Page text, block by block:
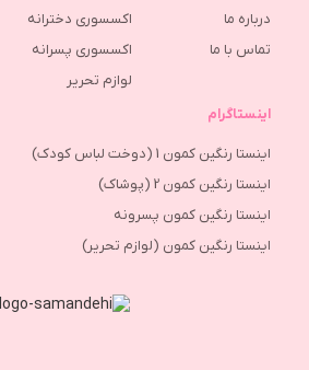
درباره ما
تماس با ما
اکسسوری دخترانه
اکسسوری پسرانه
لوازم تحریر
اینستاگرام
اینستا رنگین کمون 1 (دوخت لباس کودک)
اینستا رنگین کمون 2 (پوشاک)
اینستا رنگین کمون پسرونه
اینستا رنگین کمون (لوازم تحریر)